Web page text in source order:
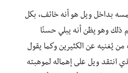
بداخل ويل هو أنه خائف، بكل
ذلك وهو يظن أنه يبلي حسنًا
من يُغنيه عن الكثيرين وكما يقول
انتقد ويل على إهماله لموهبته